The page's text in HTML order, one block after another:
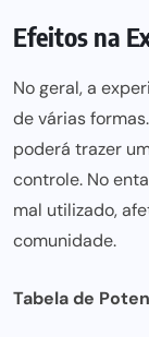
Efeitos na
No geral, a
de várias
poderá trazer
controle. No
mal utilizado,
comunidade.
Tabela de